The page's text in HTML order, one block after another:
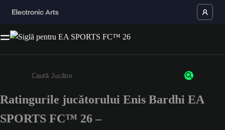
Enter a minimum of 3 characters or numbers
Ratingurile jucătorului Enis Bardhi EA
SPORTS FC™ 26 –